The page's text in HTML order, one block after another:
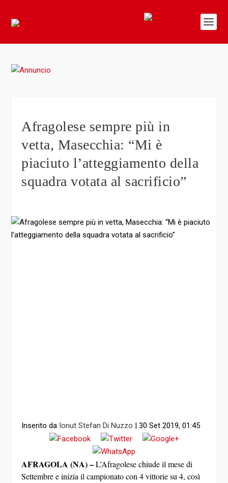
Afragolese sempre più in
vetta, Masecchia: “Mi è
piaciuto l’atteggiamento della
squadra votata al sacrificio”
Inserito da Ionut Stefan Di Nuzzo |30 Set 2019, 01:45
AFRAGOLA (NA) –L’Afragolese chiude il mese di
Settembre e inizia il campionato con 4 vittorie su 4, così